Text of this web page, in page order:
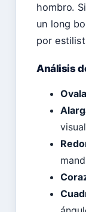
hombro.
un long
por
Análisis